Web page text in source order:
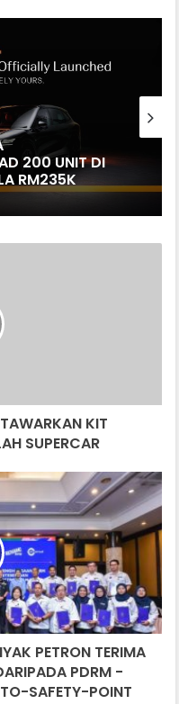
200 UNIT DI
RM235K
KIT
SUPERCAR
PETRON TERIMA
PDRM -
SAFETY-POINT